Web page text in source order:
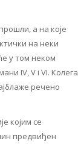
а на које
на неки
у том неком
IV, V i VI. Колега
речено
којим се
предвиђен